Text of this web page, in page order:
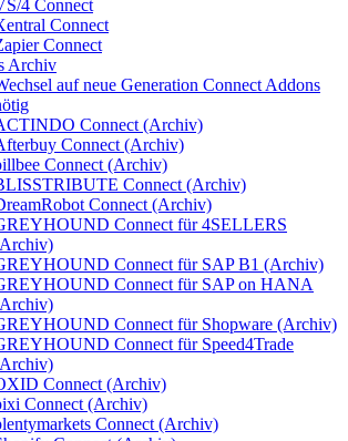
4 Connect
Connect
Connect
Archiv
auf neue Generation Connect Addons
Connect (Archiv)
Connect (Archiv)
Connect (Archiv)
Connect (Archiv)
Connect (Archiv)
Connect für 4SELLERS
Connect für SAP B1 (Archiv)
Connect für SAP on HANA
Connect für Shopware (Archiv)
Connect für Speed4Trade
Connect (Archiv)
Connect (Archiv)
Connect (Archiv)